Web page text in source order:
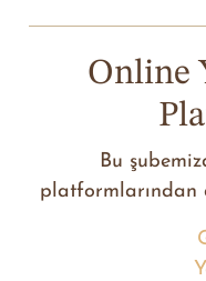
Online
Bu
platformlarından